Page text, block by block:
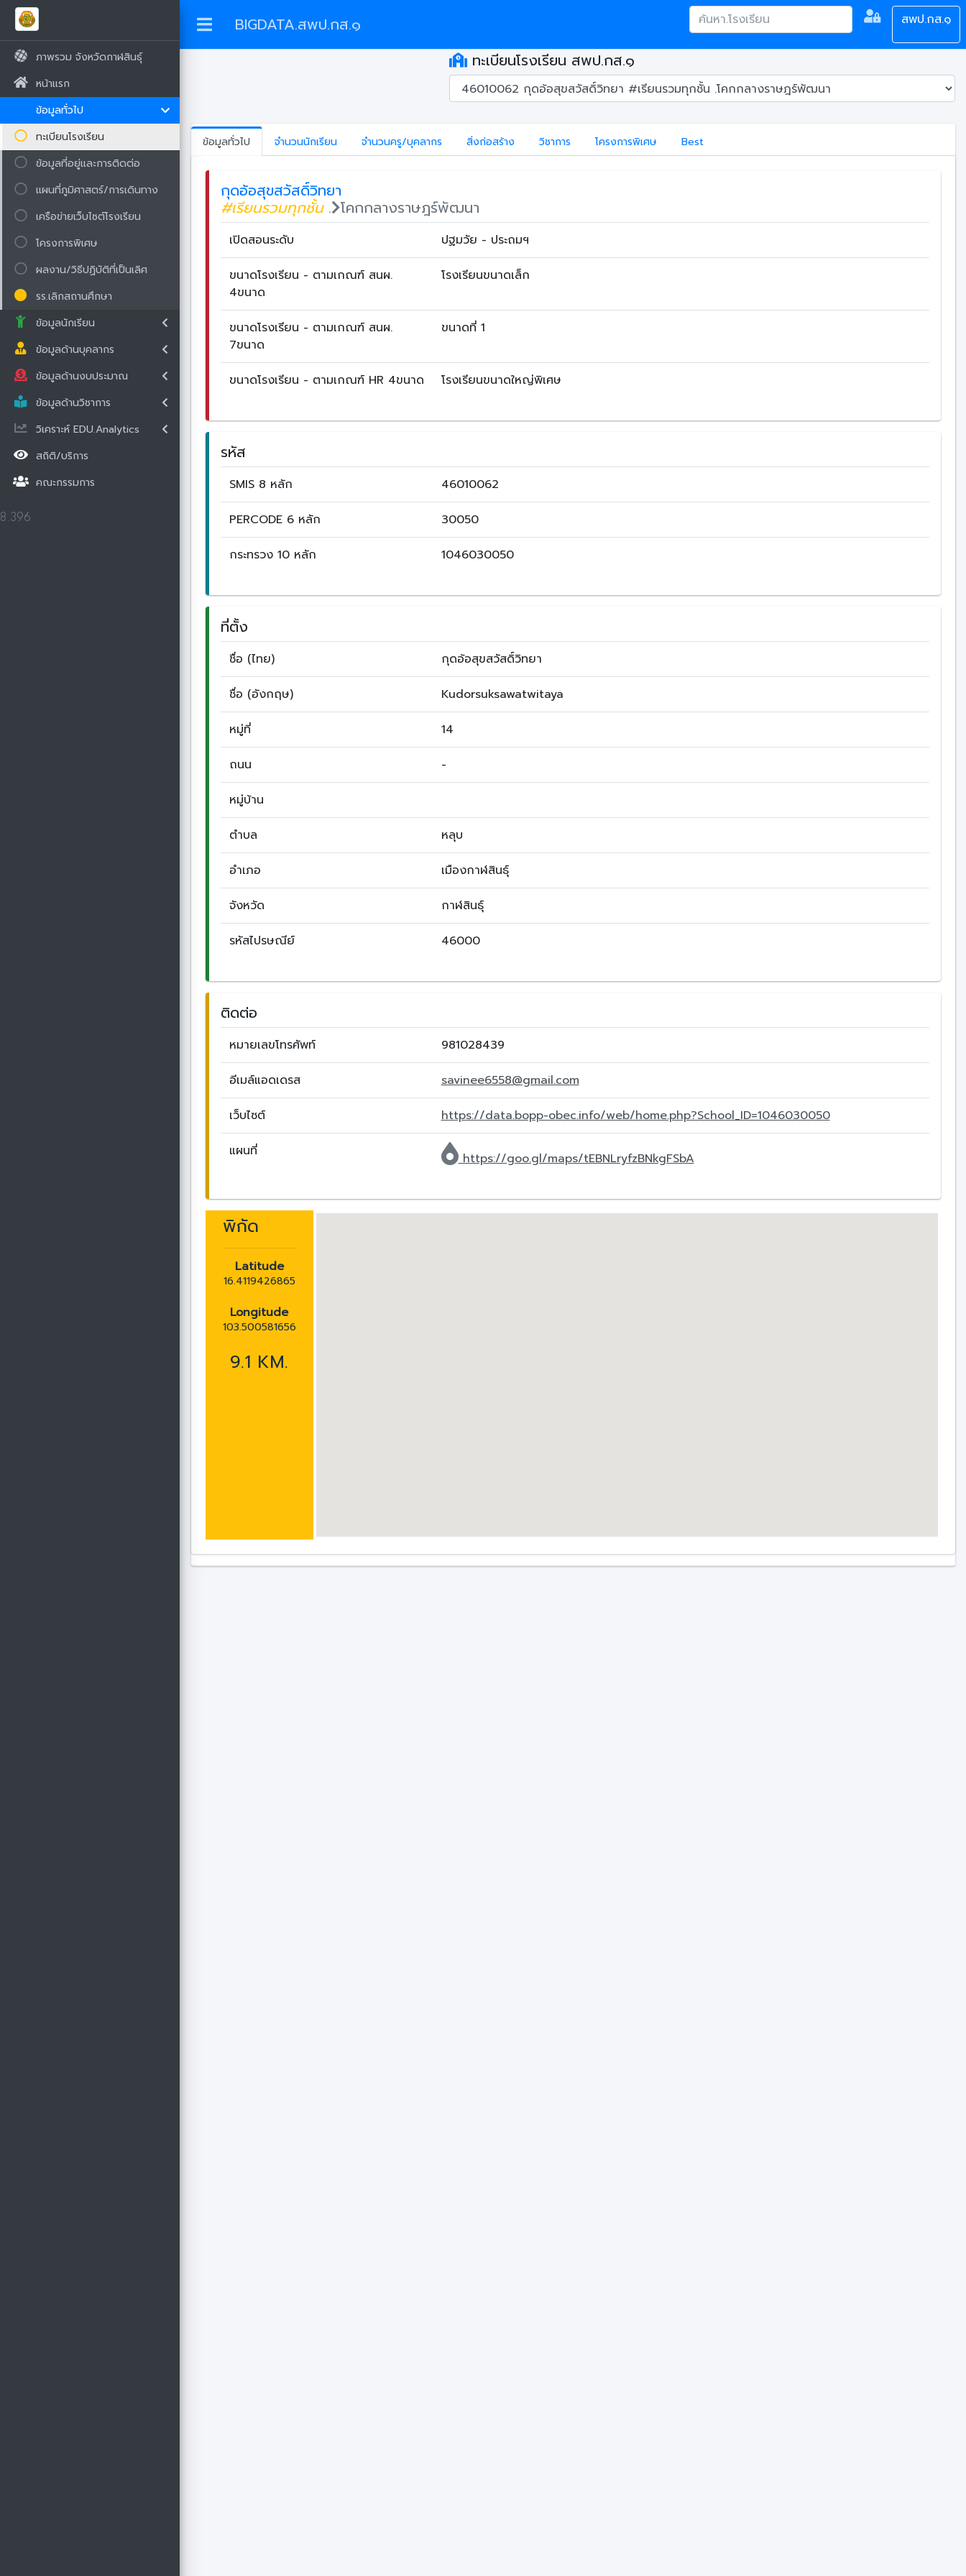
BIGDATA.สพป.กส.๑ สพป.กส.๑
ภาพรวม จังหวัดกาฬสินธุ์
หน้าแรก
ข้อมูลทั่วไป
ทะเบียนโรงเรียน
ข้อมูลที่อยู่และการติดต่อ
แผนที่ภูมิศาสตร์/การเดินทาง
เครือข่ายเว็บไซต์โรงเรียน
โครงการพิเศษ
ผลงาน/วิธีปฏิบัติที่เป็นเลิศ
รร.เลิกสถานศึกษา
ข้อมูลนักเรียน
ข้อมูลด้านบุคลากร
ข้อมูลด้านงบประมาณ
ข้อมูลด้านวิชาการ
วิเคราะห์ EDU.Analytics
สถิติ/บริการ
คณะกรรมการ
8.396
ทะเบียนโรงเรียน สพป.กส.๑
ข้อมูลทั่วไป จำนวนนักเรียน จำนวนครู/บุคลากร สิ่งก่อสร้าง วิชาการ โครงการพิเศษ Best
กุดอ้อสุขสวัสดิ์วิทยา
#เรียนรวมทุกชั้น. โคกกลางราษฎร์พัฒนา
เปิดสอนระดับ ปฐมวัย - ประถมฯ
ขนาดโรงเรียน - ตามเกณฑ์ สนผ.
4ขนาด
โรงเรียนขนาดเล็ก
ขนาดโรงเรียน - ตามเกณฑ์ สนผ.
7ขนาด
ขนาดที่ 1
ขนาดโรงเรียน - ตามเกณฑ์ HR 4ขนาด โรงเรียนขนาดใหญ่พิเศษ
รหัส
SMIS 8 หลัก 46010062
PERCODE 6 หลัก 30050
กระทรวง 10 หลัก 1046030050
ที่ตั้ง
ชื่อ (ไทย) กุดอ้อสุขสวัสดิ์วิทยา
ชื่อ (อังกฤษ) Kudorsuksawatwitaya
หมู่ที่ 14
ถนน -
หมู่บ้าน
ตำบล หลุบ
อำเภอ เมืองกาฬสินธุ์
จังหวัด กาฬสินธุ์
รหัสไปรษณีย์ 46000
ติดต่อ
หมายเลขโทรศัพท์ 981028439
อีเมล์แอดเดรส savinee6558@gmail.com
เว็บไซต์ https://data.bopp-obec.info/web/home.php?School_ID=1046030050
แผนที่ https://goo.gl/maps/tEBNLryfzBNkgFSbA
พิกัด
Latitude
16.4119426865
Longitude
103.500581656
9.1 KM.